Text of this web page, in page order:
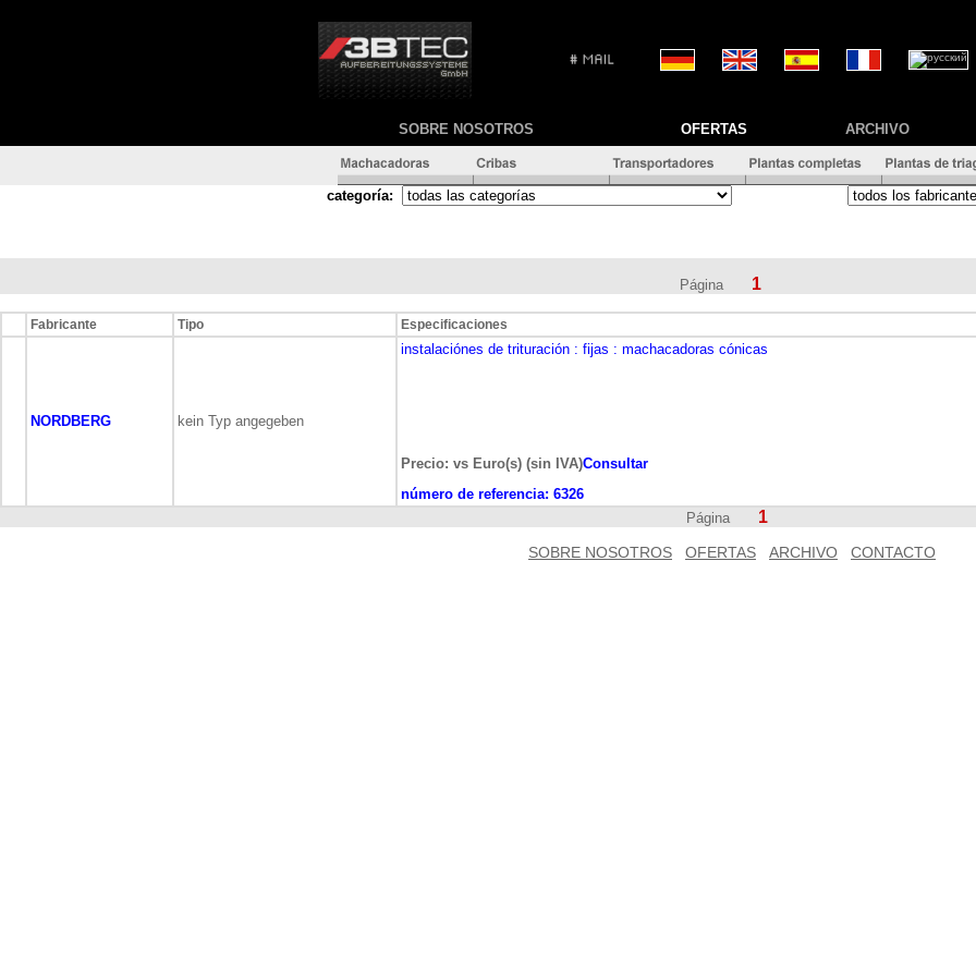
SOBRE NOSOTROS OFERTAS ARCHIVO
categoría:
Página 1
Fabricante Tipo Especificaciones
NORDBERG kein Typ angegeben
instalaciónes de trituración : fijas : machacadoras cónicas
Precio: vs Euro(s) (sin IVA)Consultar
número de referencia: 6326
Página
1
SOBRE NOSOTROS OFERTAS ARCHIVO CONTACTO